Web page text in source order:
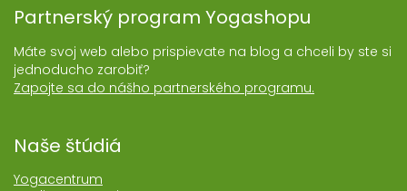
Partnerský program Yogashopu
Máte svoj web alebo prispievate na blog a chceli by ste si
jednoducho zarobiť?
Zapojte sa do nášho partnerského programu.
Naše štúdiá
Yogacentrum